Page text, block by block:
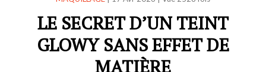
LE SECRET D’UN TEINT
GLOWY SANS EFFET DE
MATIÈRE